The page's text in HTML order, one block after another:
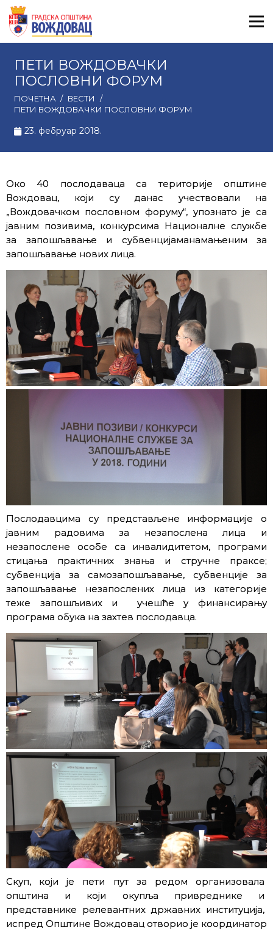
ПЕТИ ВОЖДОВАЧКИ
ПОСЛОВНИ ФОРУМ
ПОЧЕТНА / ВЕСТИ
/
ПЕТИ ВОЖДОВАЧКИ ПОСЛОВНИ ФОРУМ
23. фебруар 2018.
Око 40 послодаваца са територије општине
Вождовац, који су данас учествовали на
„Вождовачком пословном форуму“, упознато је са
јавним позивима, конкурсима Националне службе
за запошљавање и субвенцијаманамањеним за
запошљавање нових лица.
Послодавцима су представљене информације о
јавним радовима за незапослена лица и
незапослене особе са инвалидитетом, програми
стицања практичних знања и стручне праксе;
субвенција за самозапошљавање, субвенције за
запошљавање незапослених лица из категорије
теже запошљивих и учешће у финансирању
програма обука на захтев послодавца.
Скуп, који је пети пут за редом организовала
општина и који окупља привреднике и
представнике релевантних државних институција,
испред Општине Вождовац отворио је координатор